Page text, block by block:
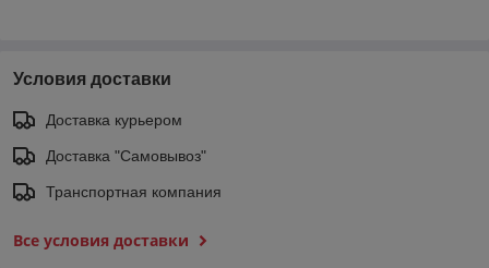
Условия доставки
Доставка курьером
Доставка "Самовывоз"
Транспортная компания
Все условия доставки